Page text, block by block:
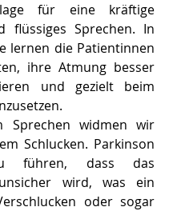
für eine kräftige
flüssiges Sprechen. In
lernen die Patientinnen
ihre Atmung besser
und gezielt beim
Sprechen widmen wir
Schlucken. Parkinson
führen, dass das
wird, was ein
oder sogar